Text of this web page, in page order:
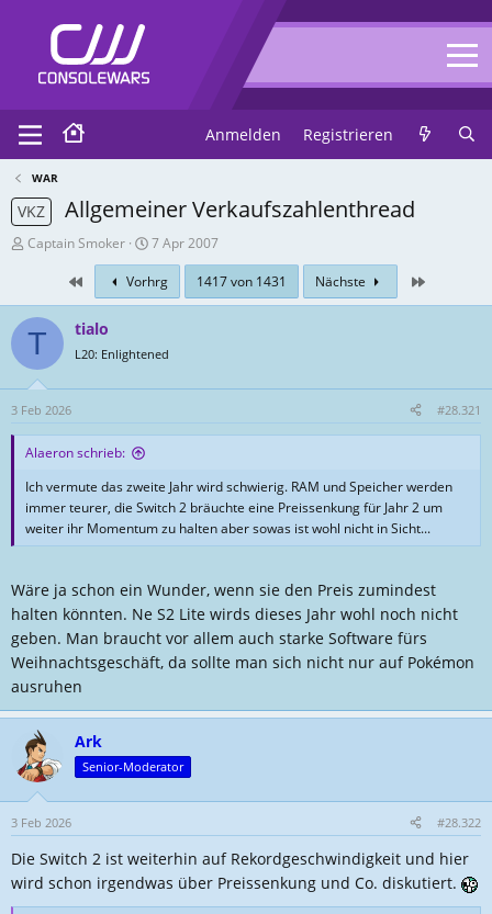
Anmelden Registrieren
WAR
VKZ Allgemeiner Verkaufszahlenthread
T
e
a
-
E
r
t
l
l
e
Captain Smoker
E
r
s
t
u
a
t
u
7 Apr 2007
First
Vorhrg 1417 von 1431 Nächste Zuletzt
T tialo
L20: Enlightened
3 Feb 2026 #28.321
Alaeron schrieb:
Ich vermute das zweite Jahr wird schwierig. RAM und Speicher werden
immer teurer, die Switch 2 bräuchte eine Preissenkung für Jahr 2 um
weiter ihr Momentum zu halten aber sowas ist wohl nicht in Sicht...
Wäre ja schon ein Wunder, wenn sie den Preis zumindest
halten könnten. Ne S2 Lite wirds dieses Jahr wohl noch nicht
geben. Man braucht vor allem auch starke Software fürs
Weihnachtsgeschäft, da sollte man sich nicht nur auf Pokémon
ausruhen
Ark
Senior-Moderator
3 Feb 2026 #28.322
Die Switch 2 ist weiterhin auf Rekordgeschwindigkeit und hier
wird schon irgendwas über Preissenkung und Co. diskutiert.